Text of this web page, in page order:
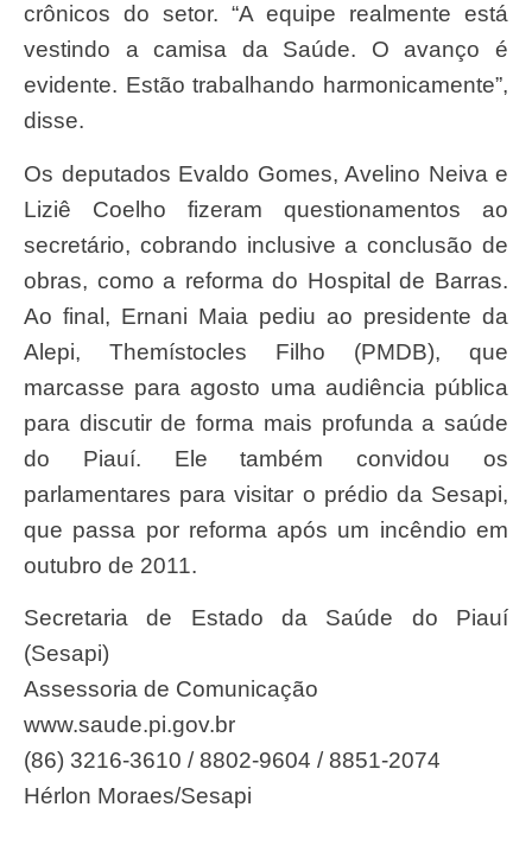
crônicos do setor. “A equipe realmente está
vestindo a camisa da Saúde. O avanço é
evidente. Estão trabalhando harmonicamente”,
disse.
Os deputados Evaldo Gomes, Avelino Neiva e
Liziê Coelho fizeram questionamentos ao
secretário, cobrando inclusive a conclusão de
obras, como a reforma do Hospital de Barras.
Ao final, Ernani Maia pediu ao presidente da
Alepi, Themístocles Filho (PMDB), que
marcasse para agosto uma audiência pública
para discutir de forma mais profunda a saúde
do Piauí. Ele também convidou os
parlamentares para visitar o prédio da Sesapi,
que passa por reforma após um incêndio em
outubro de 2011.
Secretaria de Estado da Saúde do Piauí
(Sesapi)
Assessoria de Comunicação
www.saude.pi.gov.br
(86) 3216-3610 / 8802-9604 / 8851-2074
Hérlon Moraes/Sesapi